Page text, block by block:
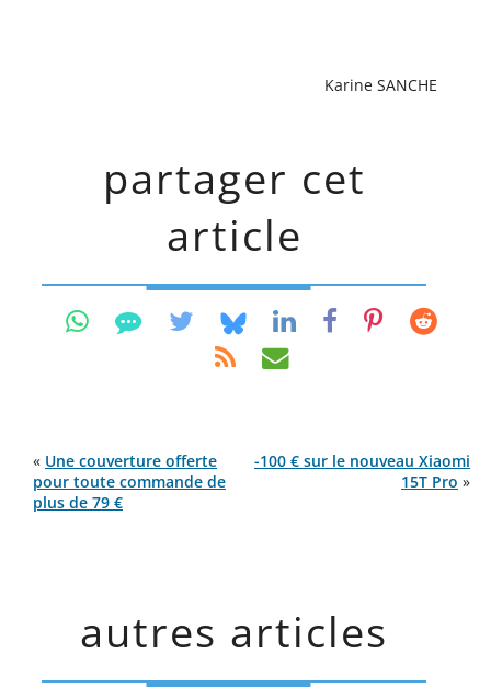
Karine SANCHE
partager cet
article
« Une couverture offerte
pour toute commande de
plus de 79 €
-100 € sur le nouveau Xiaomi
15T Pro »
autres articles